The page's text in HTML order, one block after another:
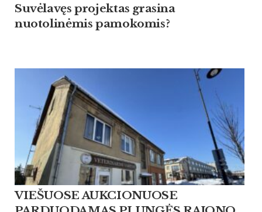
Suvėlavęs projektas grasina
nuotolinėmis pamokomis?
VIEŠUOSE AUKCIONUOSE